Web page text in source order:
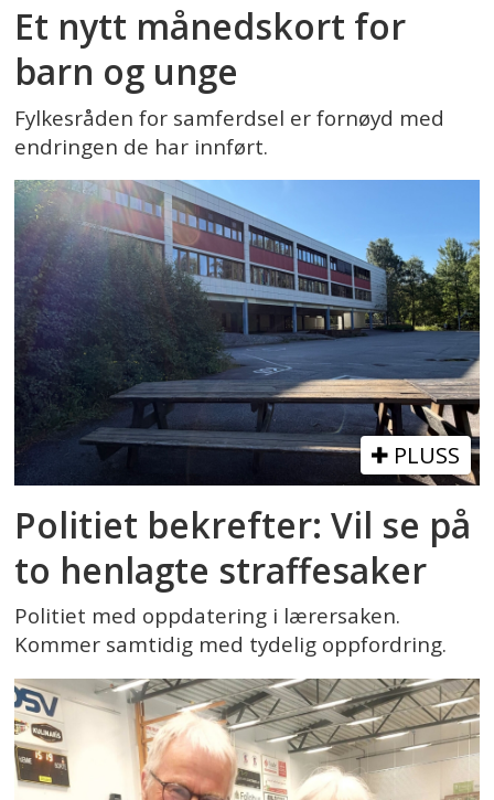
Et nytt månedskort for
barn og unge
Fylkesråden for samferdsel er fornøyd med
endringen de har innført.
PLUSS
Politiet bekrefter: Vil se på
to henlagte straffesaker
Politiet med oppdatering i lærersaken.
Kommer samtidig med tydelig oppfordring.